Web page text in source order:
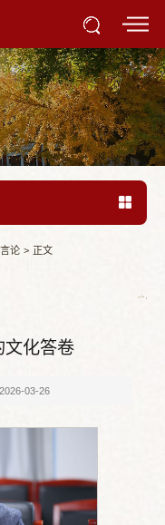
论 > 正文
文化答卷
03-26